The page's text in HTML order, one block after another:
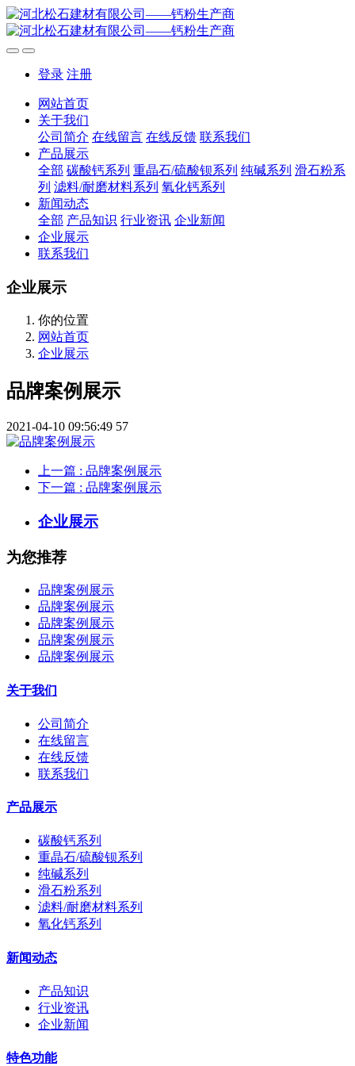
登录 注册
网站首页
关于我们
公司简介 在线留言 在线反馈 联系我们
产品展示
全部 碳酸钙系列 重晶石/硫酸钡系列 纯碱系列 滑石粉系
列 滤料/耐磨材料系列 氧化钙系列
新闻动态
全部 产品知识 行业资讯 企业新闻
企业展示
联系我们
企业展示
你的位置
网站首页
企业展示
品牌案例展示
2021-04-10 09:56:49 57
上一篇 : 品牌案例展示
下一篇 : 品牌案例展示
企业展示
为您推荐
品牌案例展示
品牌案例展示
品牌案例展示
品牌案例展示
品牌案例展示
关于我们
公司简介
在线留言
在线反馈
联系我们
产品展示
碳酸钙系列
重晶石/硫酸钡系列
纯碱系列
滑石粉系列
滤料/耐磨材料系列
氧化钙系列
新闻动态
产品知识
行业资讯
企业新闻
特色功能